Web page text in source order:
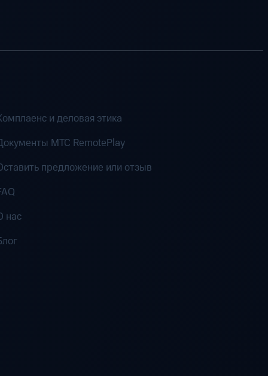
и деловая этика
MTC RemotePlay
предложение или отзыв
нас